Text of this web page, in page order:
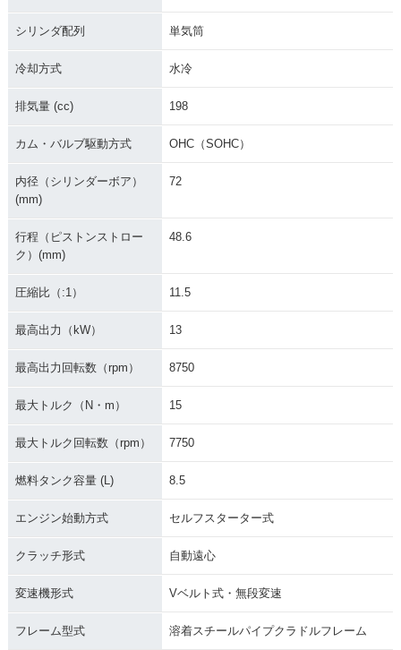
シリンダ配列 単気筒
冷却方式 水冷
排気量 (cc) 198
カム・バルブ駆動方式 OHC（SOHC）
内径（シリンダーボア）
(mm)
72
行程（ピストンストロー
ク）(mm)
48.6
圧縮比（:1） 11.5
最高出力（kW） 13
最高出力回転数（rpm） 8750
最大トルク（N・m） 15
最大トルク回転数（rpm） 7750
燃料タンク容量 (L) 8.5
エンジン始動方式 セルフスターター式
クラッチ形式 自動遠心
変速機形式 Vベルト式・無段変速
フレーム型式 溶着スチールパイプクラドルフレーム